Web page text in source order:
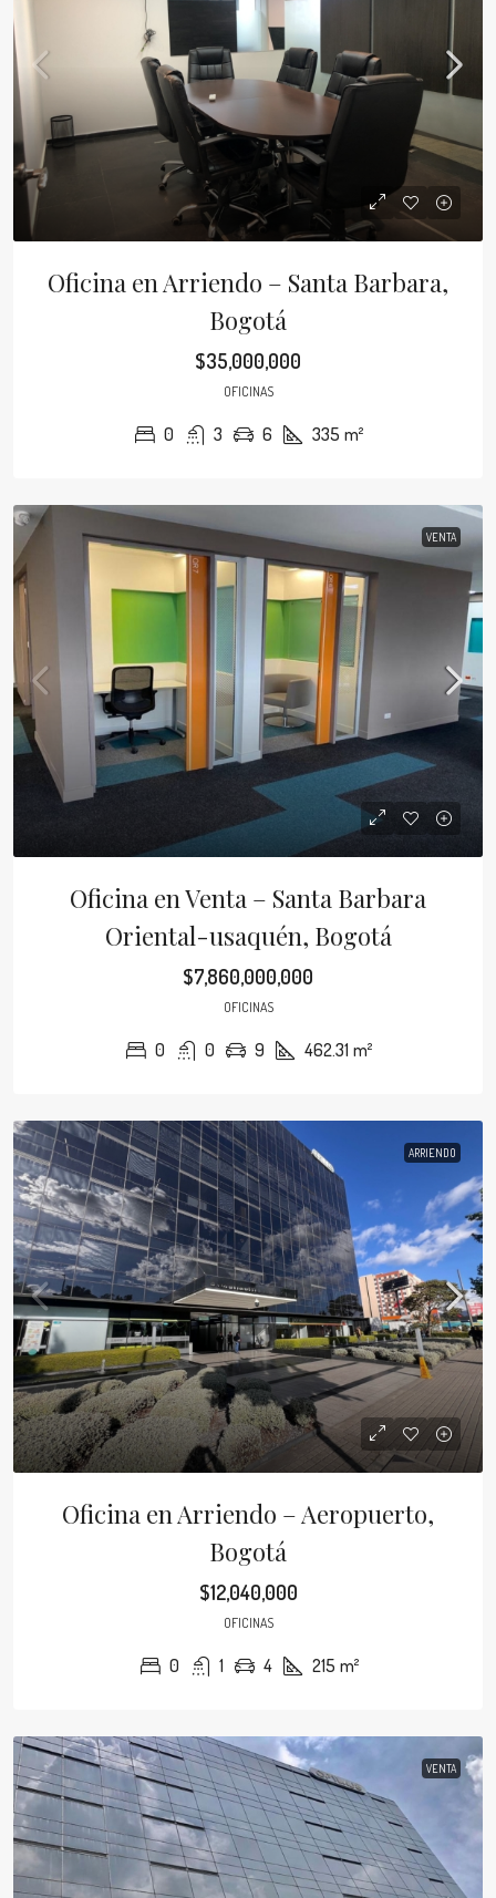
Oficina en Arriendo – Santa Barbara,
Bogotá
$35,000,000
OFICINAS
0 3 6 335 m²
VENTA
Oficina en Venta – Santa Barbara
Oriental-usaquén, Bogotá
$7,860,000,000
OFICINAS
0 0 9 462.31 m²
ARRIENDO
Oficina en Arriendo – Aeropuerto,
Bogotá
$12,040,000
OFICINAS
0 1 4 215 m²
VENTA